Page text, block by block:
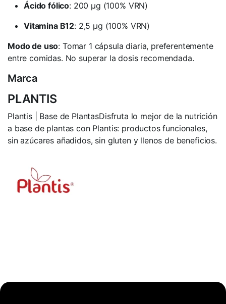
Ácido fólico: 200 μg (100% VRN)
Vitamina B12: 2,5 μg (100% VRN)
Modo de uso: Tomar 1 cápsula diaria, preferentemente
entre comidas. No superar la dosis recomendada.
Marca
PLANTIS
Plantis | Base de PlantasDisfruta lo mejor de la nutrición
a base de plantas con Plantis: productos funcionales,
sin azúcares añadidos, sin gluten y llenos de beneficios.